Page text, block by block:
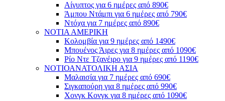
Αίγυπτος για 6 ημέρες από 890€
Άμπου Ντάμπι για 6 ημέρες από 790€
Ντόχα για 7 ημέρες από 890€
ΝΟΤΙΑ ΑΜΕΡΙΚΗ
Κολομβία για 9 ημέρες από 1490€
Μπουένος Άιρες για 8 ημέρες από 1090€
Ρίο Ντε Τζανέιρο για 9 ημέρες από 1190€
ΝΟΤΙΟΑΝΑΤΟΛΙΚΗ ΑΣΙΑ
Μαλαισία για 7 ημέρες από 690€
Σιγκαπούρη για 8 ημέρες από 990€
Χονγκ Κονγκ για 8 ημέρες από 1090€